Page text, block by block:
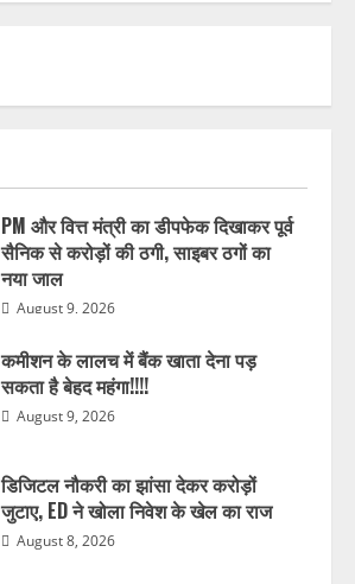
PM और वित्त मंत्री का डीपफेक दिखाकर पूर्व
सैनिक से करोड़ों की ठगी, साइबर ठगों का
नया जाल
August 9, 2026
कमीशन के लालच में बैंक खाता देना पड़
सकता है बेहद महंगा!!!!
August 9, 2026
डिजिटल नौकरी का झांसा देकर करोड़ों
जुटाए, ED ने खोला निवेश के खेल का राज
August 8, 2026